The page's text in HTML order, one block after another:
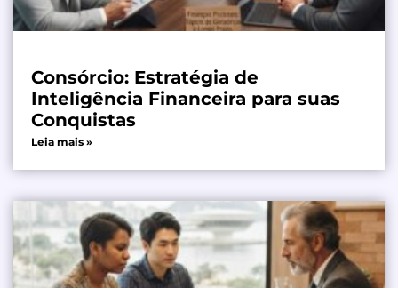
Consórcio: Estratégia de
Inteligência Financeira para suas
Conquistas
Leia mais »